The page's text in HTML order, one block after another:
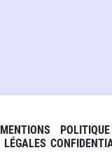
MENTIONS
LÉGALES
POLITIQUE